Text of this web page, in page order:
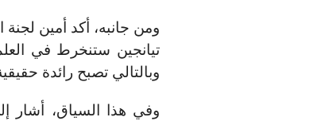
ومن جانبه، أكد أمين
تيانجين ستنخرط في
وبالتالي تصبح رائدة
وفي هذا السياق، أشار